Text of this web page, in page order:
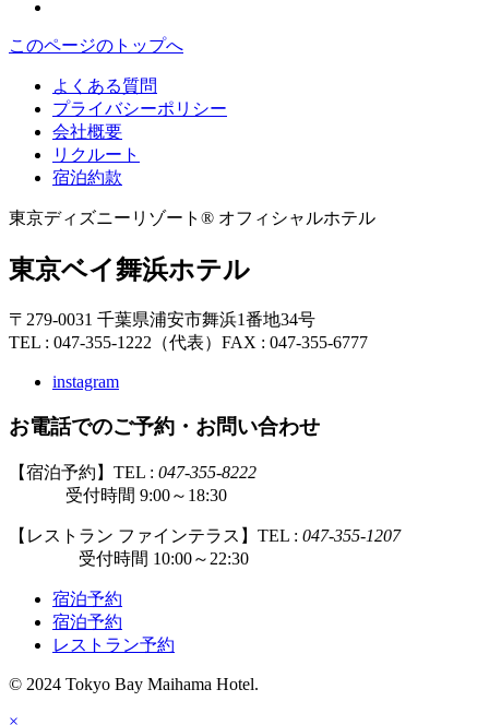
このページのトップへ
よくある質問
プライバシーポリシー
会社概要
リクルート
宿泊約款
東京ディズニーリゾート® オフィシャルホテル
東京ベイ舞浜ホテル
〒279-0031 千葉県浦安市舞浜1番地34号
TEL : 047-355-1222（代表） FAX : 047-355-6777
instagram
お電話でのご予約・お問い合わせ
【宿泊予約】TEL : 047-355-8222
受付時間 9:00～18:30
【レストラン ファインテラス】TEL : 047-355-1207
受付時間 10:00～22:30
宿泊予約
宿泊予約
レストラン予約
© 2024 Tokyo Bay Maihama Hotel.
×